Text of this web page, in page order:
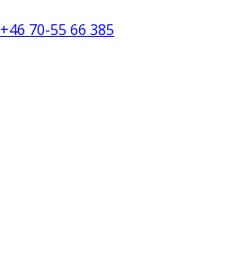
+46 70-55 66 385